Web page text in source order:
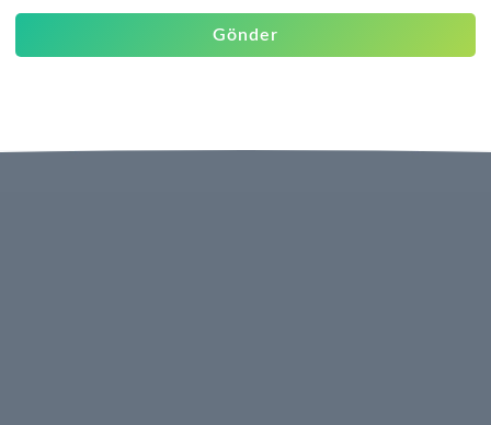
Gönder